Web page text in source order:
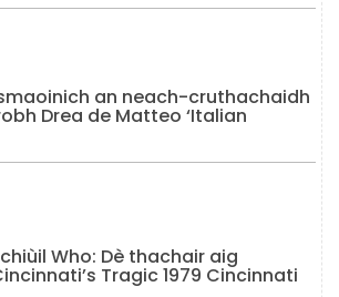
an neach-cruthachaidh
Drea de Matteo ‘Italian
Who: Dè thachair aig
Tragic 1979 Cincinnati